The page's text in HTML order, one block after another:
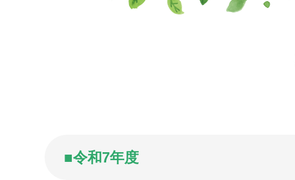
■令和7年度